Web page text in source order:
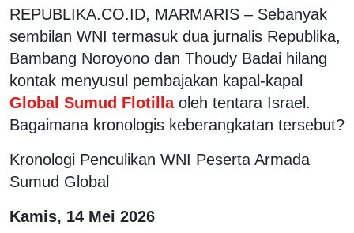
REPUBLIKA.CO.ID, MARMARIS – Sebanyak
sembilan WNI termasuk dua jurnalis Republika,
Bambang Noroyono dan Thoudy Badai hilang
kontak menyusul pembajakan kapal-kapal
Global Sumud Flotilla oleh tentara Israel.
Bagaimana kronologis keberangkatan tersebut?
Kronologi Penculikan WNI Peserta Armada
Sumud Global
Kamis, 14 Mei 2026